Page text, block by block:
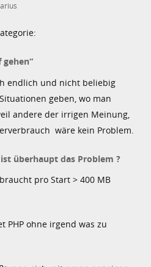
gehen“
endlich und nicht beliebig
geben, wo man
andere der irrigen Meinung,
wäre kein Problem.
überhaupt das Problem ?
pro Start > 400 MB
PHP ohne irgend was zu